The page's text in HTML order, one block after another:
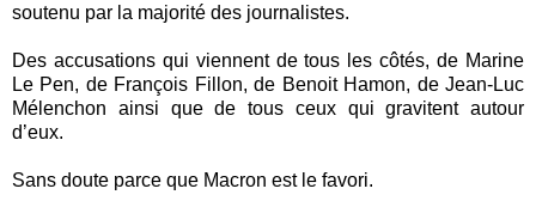
soutenu par la majorité des journalistes.
Des accusations qui viennent de tous les côtés, de Marine
Le Pen, de François Fillon, de Benoit Hamon, de Jean-Luc
Mélenchon ainsi que de tous ceux qui gravitent autour
d’eux.
Sans doute parce que Macron est le favori.